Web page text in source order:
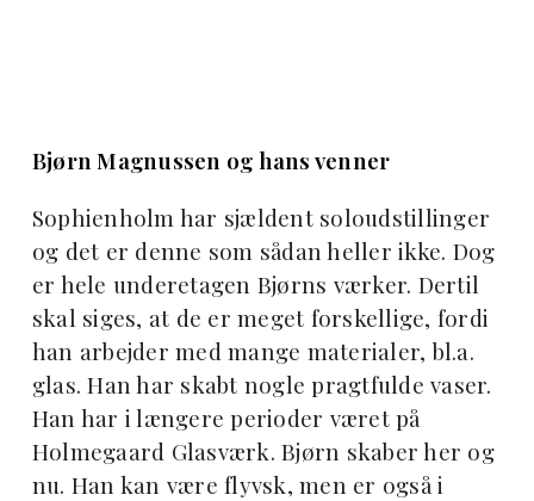
Bjørn Magnussen og hans venner
Sophienholm har sjældent soloudstillinger
og det er denne som sådan heller ikke. Dog
er hele underetagen Bjørns værker. Dertil
skal siges, at de er meget forskellige, fordi
han arbejder med mange materialer, bl.a.
glas. Han har skabt nogle pragtfulde vaser.
Han har i længere perioder været på
Holmegaard Glasværk. Bjørn skaber her og
nu. Han kan være flyvsk, men er også i